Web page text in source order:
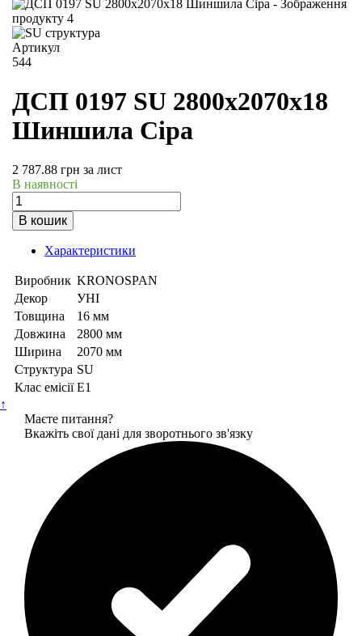
Артикул
544
ДСП 0197 SU 2800х2070х18
Шиншила Сіра
2 787.88 грн за лист
В наявності
В кошик
Характеристики
Виробник KRONOSPAN
Декор
УНІ
Товщина
16 мм
Довжина
2800 мм
Ширина
2070 мм
Структура SU
Клас емісії Е1
↑
Маєте питання?
Вкажіть свої дані для зворотнього зв'язку